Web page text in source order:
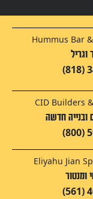
Hummus Bar
וגריל
(818)
CID Builders
(800)
Eliyahu Jian
ומנטור
(561)